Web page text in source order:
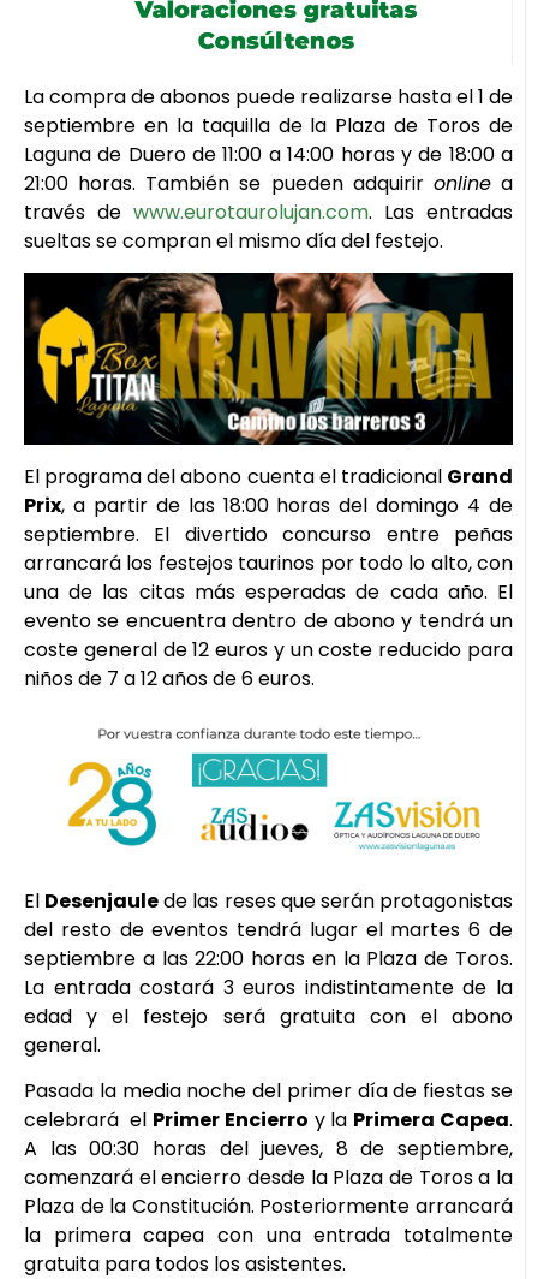
La compra de abonos puede realizarse hasta el 1 de
septiembre en la taquilla de la Plaza de Toros de
Laguna de Duero de 11:00 a 14:00 horas y de 18:00 a
21:00 horas. También se pueden adquirir onlinea
través de www.eurotaurolujan.com. Las entradas
sueltas se compran el mismo día del festejo.
El programa del abono cuenta el tradicional Grand
Prix, a partir de las 18:00 horas del domingo 4 de
septiembre. El divertido concurso entre peñas
arrancará los festejos taurinos por todo lo alto, con
una de las citas más esperadas de cada año. El
evento se encuentra dentro de abono y tendrá un
coste general de 12 euros y un coste reducido para
niños de 7 a 12 años de 6 euros.
El Desenjaulede las reses que serán protagonistas
del resto de eventos tendrá lugar el martes 6 de
septiembre a las 22:00 horas en la Plaza de Toros.
La entrada costará 3 euros indistintamente de la
edad y el festejo será gratuita con el abono
general.
Pasada la media noche del primer día de fiestas se
celebrará el Primer Encierro y la Primera Capea.
A las 00:30 horas del jueves, 8 de septiembre,
comenzará el encierro desde la Plaza de Toros a la
Plaza de la Constitución. Posteriormente arrancará
la primera capea con una entrada totalmente
gratuita para todos los asistentes.